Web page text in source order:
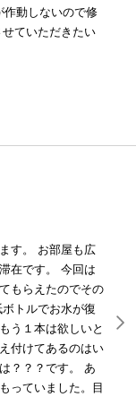
作動しないので修
ていただきたい
す。 お部屋も広
在です。 今回は
もらえたのでその
トルでお水が復
う１本は欲しいと
付けてあるのはい
？？？です。 あ
っていました。目